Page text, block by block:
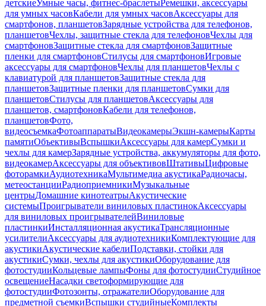
детскиеУмные часы, фитнес-браслетыРемешки, аксессуары
для умных часовКабели для умных часовАксессуары для
смартфонов, планшетовЗарядные устройства для телефонов,
планшетовЧехлы, защитные стекла для телефоновЧехлы для
смартфоновЗащитные стекла для смартфоновЗащитные
пленки для смартфоновСтилусы для смартфоновИгровые
аксессуары для смартфоновЧехлы для планшетовЧехлы с
клавиатурой для планшетовЗащитные стекла для
планшетовЗащитные пленки для планшетовСумки для
планшетовСтилусы для планшетовАксессуары для
планшетов, смартфоновКабели для телефонов,
планшетовФото,
видеосъемкаФотоаппаратыВидеокамерыЭкшн-камерыКарты
памятиОбъективыВспышкиАксессуары для камерСумки и
чехлы для камерЗарядные устройства, аккумуляторы для фото,
видеокамерАксессуары для объективовШтативыЦифровые
фоторамкиАудиотехникаМультимедиа акустикаРадиочасы,
метеостанцииРадиоприемникиМузыкальные
центрыДомашние кинотеатрыАкустические
системыПроигрыватели виниловых пластинокАксессуары
для виниловых проигрывателейВиниловые
пластинкиИнсталляционная акустикаТрансляционные
усилителиАксессуары для аудиотехникиКомплектующие для
акустикиАкустические кабелиПодставки, стойки для
акустикиСумки, чехлы для акустикиОборудование для
фотостудииКольцевые лампыФоны для фотостудииСтудийное
освещениеНасадки светоформирующие для
фотостудииФотозонты, отражателиОборудование для
предметной съемкиВспышки студийныеКомплекты